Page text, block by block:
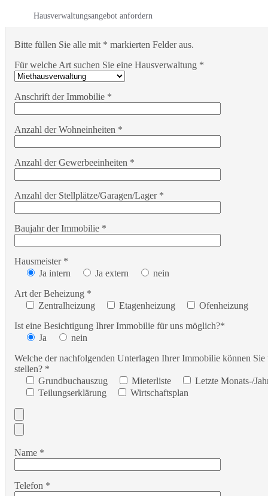
Hausverwaltungsangebot anfordern
Bitte füllen Sie alle mit * markierten Felder aus.
Für welche Art suchen Sie eine Hausverwaltung *
Anschrift der Immobilie *
Anzahl der Wohneinheiten *
Anzahl der Gewerbeeinheiten *
Anzahl der Stellplätze/Garagen/Lager *
Baujahr der Immobilie *
Hausmeister *
Ja intern
Ja extern
nein
Art der Beheizung *
Zentralheizung
Etagenheizung
Ofenheizung
Ist eine Besichtigung Ihrer Immobilie für uns möglich?*
Ja
nein
Welche der nachfolgenden Unterlagen Ihrer Immobilie können
stellen? *
Grundbuchauszug
Mieterliste
Letzte Monats-/
Teilungserklärung
Wirtschaftsplan
Name *
Telefon *